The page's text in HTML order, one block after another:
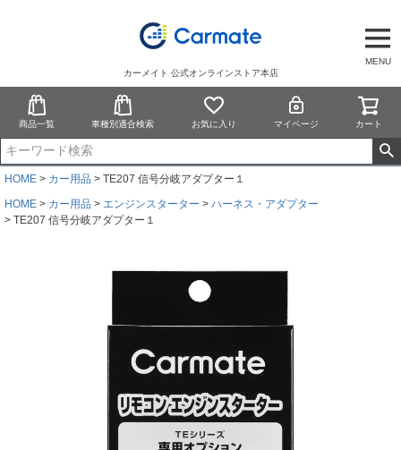
MENU
カーメイト 公式オンラインストア本店
商品一覧 車種別適合検索 お気に入り マイページ カート
HOME カー用品
TE207 信号分岐アダプター１
HOME
カー用品 エンジンスターター
ハーネス・アダプター
TE207 信号分岐アダプター１